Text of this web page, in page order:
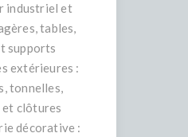
industriel et
tables,
supports
extérieures :
tonnelles,
clôtures
décorative :